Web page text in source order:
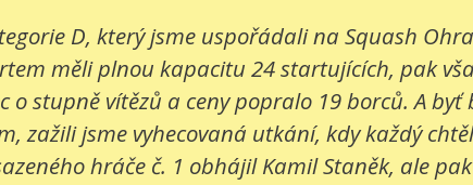
D, který jsme uspořádali na Squash
měli plnou kapacitu 24 startujících, pak
o stupně vítězů a ceny popralo 19 borců. A
zažili jsme vyhecovaná utkání, kdy každý
hráče č. 1 obhájil Kamil Staněk, ale